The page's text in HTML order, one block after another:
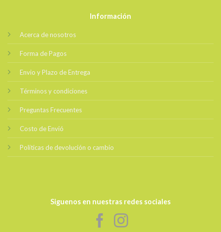
Información
Acerca de nosotros
Forma de Pagos
Envio y Plazo de Entrega
Términos y condiciones
Preguntas Frecuentes
Costo de Envió
Políticas de devolución o cambio
Siguenos en nuestras redes sociales